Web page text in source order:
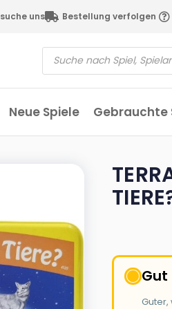
uns Bestellung verfolgen
Neue Spiele Gebrauchte
Gut